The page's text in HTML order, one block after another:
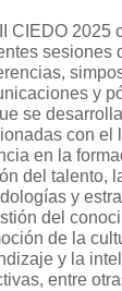
CIEDO 2025
sesiones
y
se
con el
en la
del talento,
y
del
de la
y la
entre